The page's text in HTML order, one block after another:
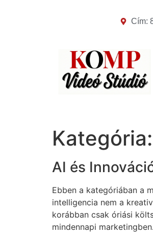
Cím:
Kategória:
AI és
Ebben a kategóriában a
intelligencia nem a
korábban csak óriási
mindennapi marketingben.